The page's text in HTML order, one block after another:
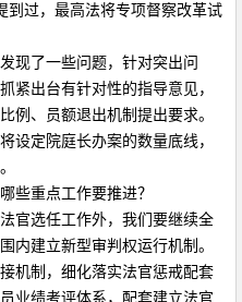
过，最高法将专项督察改革试
了一些问题，针对突出问
紧出台有针对性的指导意见，
例、员额退出机制提出要求。
设定院庭长办案的数量底线，
重点工作要推进？
选任工作外，我们要继续全
内建立新型审判权运行机制。
机制，细化落实法官惩戒配套
业绩考评体系，配套建立法官